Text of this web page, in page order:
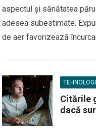
aspectul și sănătatea
adesea subestimate.
de aer favorizează
Citările
dacă